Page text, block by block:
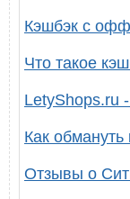
Кэшбэк с
Что такое
LetyShops.ru
Как обмануть
Отзывы о